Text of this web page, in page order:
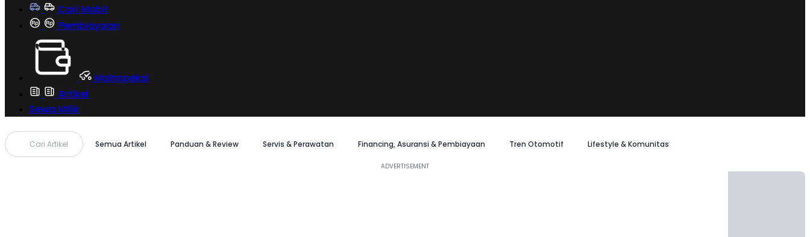
Cari Mobil
Pembiayaan
MoInspeksi
Artikel
Sewa Milik
Cari Artikel Semua Artikel Panduan & Review Servis & Perawatan Financing, Asuransi & Pembiayaan Tren Otomotif Lifestyle & Komunitas